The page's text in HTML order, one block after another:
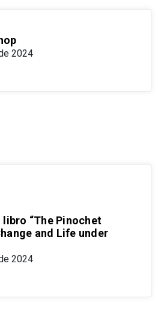
2024
“The Pinochet
and Life under
2024